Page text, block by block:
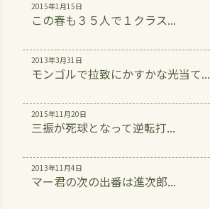
2015年1月15日
この春も３５人で１クラス...
2013年3月31日
モンゴルで拉致にかすかな光当て...
2015年11月20日
三振が死球となって逆転打...
2013年11月4日
マー君の次の出番は進次郎...